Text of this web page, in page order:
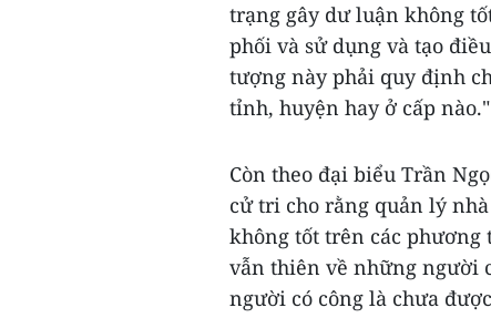
trạng gây dư luận không
phối và sử dụng và tạo
tượng này phải quy định
tỉnh, huyện hay ở cấp nào."
Còn theo đại biểu Trần
cử tri cho rằng quản lý
không tốt trên các
vẫn thiên về những người
người có công là chưa